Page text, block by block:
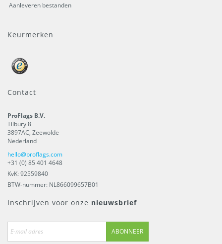
Aanleveren bestanden
Keurmerken
Contact
ProFlags B.V.
Tilbury 8
3897AC, Zeewolde
Nederland
hello@proflags.com
+31 (0) 85 401 4648
KvK: 92559840
BTW-nummer: NL866099657B01
Inschrijven voor onze nieuwsbrief
ABONNEER